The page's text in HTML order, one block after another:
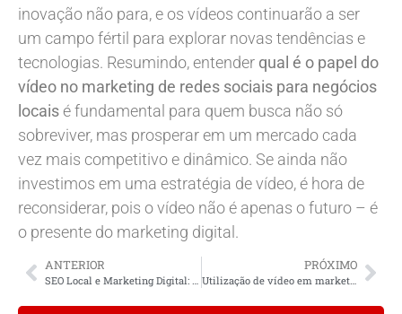
inovação não para, e os vídeos continuarão a ser
um campo fértil para explorar novas tendências e
tecnologias. Resumindo, entender qual é o papel do
vídeo no marketing de redes sociais para negócios
locaisé fundamental para quem busca não só
sobreviver, mas prosperar em um mercado cada
vez mais competitivo e dinâmico. Se ainda não
investimos em uma estratégia de vídeo, é hora de
reconsiderar, pois o vídeo não é apenas o futuro – é
o presente do marketing digital.
ANTERIOR
SEO Local e Marketing Digital: Transformando sua Presença Online
PRÓXIMO
Utilização de vídeo em marketing de redes sociais para empresas locais